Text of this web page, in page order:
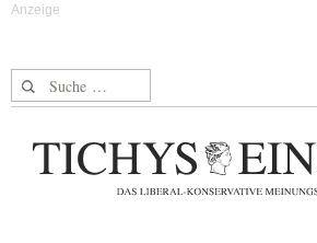
Suche nach: